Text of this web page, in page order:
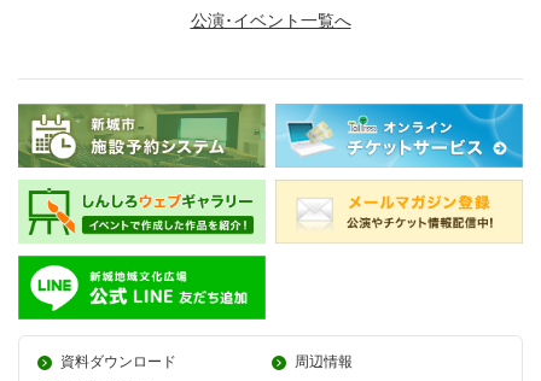
公演･イベント一覧へ
資料ダウンロード
周辺情報